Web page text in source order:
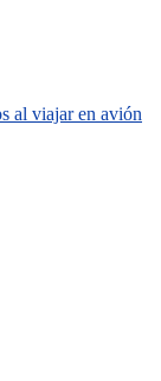
al viajar en avión